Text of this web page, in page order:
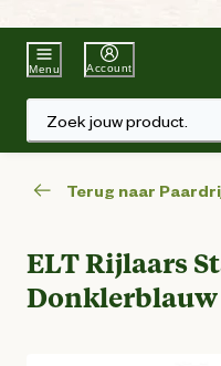
Beste
Menu Account
Zoek jouw product.
Terug naar
ELT Rijlaars
Donklerblauw